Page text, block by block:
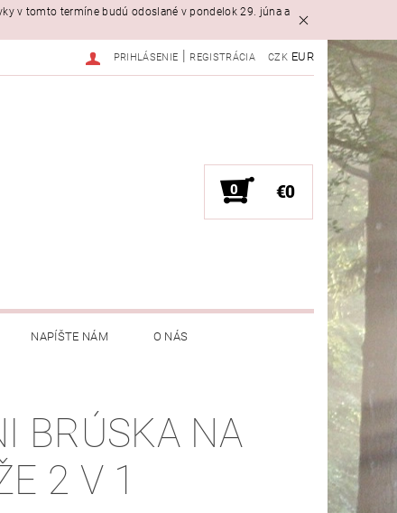
v tomto termíne budú odoslané v pondelok 29. júna a
CZK EUR
PRIHLÁSENIE REGISTRÁCIA
0 €0
NAPÍŠTE NÁM O NÁS
BRÚSKA NA
2 V 1